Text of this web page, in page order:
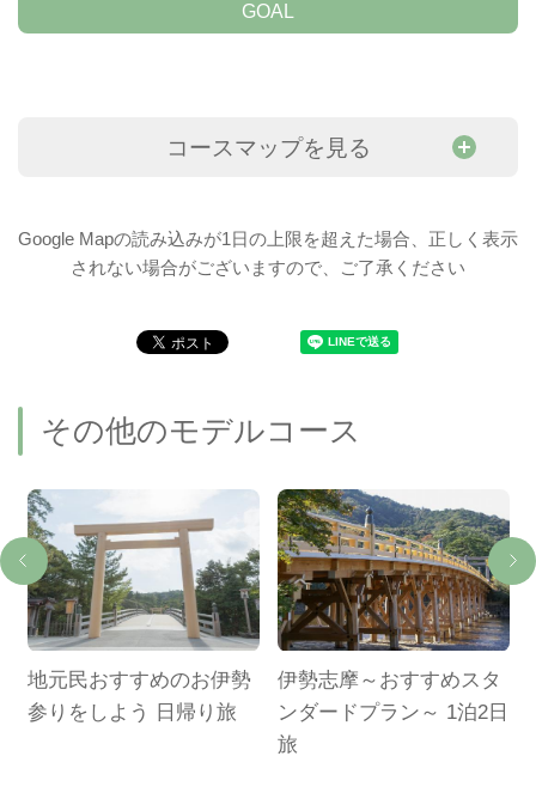
GOAL
コースマップを見る
Google Mapの読み込みが1日の上限を超えた場合、正しく表示
されない場合がございますので、ご了承ください
その他のモデルコース
地元民おすすめのお伊勢
参りをしよう 日帰り旅
伊勢志摩～おすすめスタ
ンダードプラン～ 1泊2日
旅